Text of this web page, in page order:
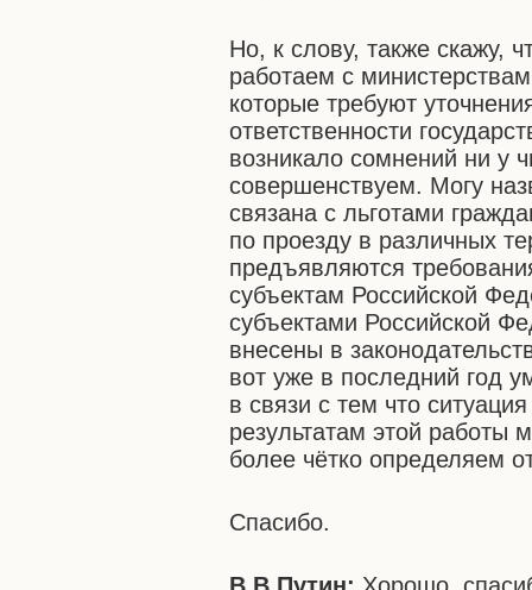
Но, к слову, также скажу,
работаем с
которые требуют
ответственности
возникало сомнений ни у
совершенствуем. Могу
связана с льготами
по проезду в различных
предъявляются
субъектам Российской
субъектами Российской
внесены в
вот уже в последний год
в связи с тем что
результатам этой работы
более чётко определяем
Спасибо.